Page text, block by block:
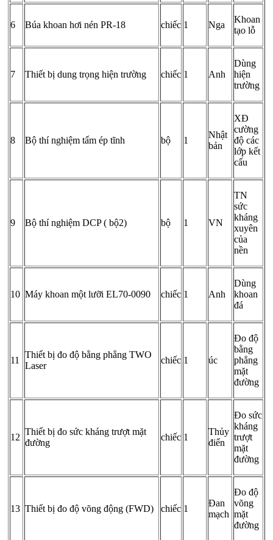
6 Búa khoan hơi nén PR-18 chiếc 1 Nga
Khoan
tạo lỗ
7 Thiết bị dung trọng hiện trường chiếc 1 Anh
Dùng
hiện
trường
8 Bộ thí nghiệm tấm ép tĩnh bộ 1
Nhật
bản
XĐ
cường
độ các
lớp kết
cấu
9 Bộ thí nghiệm DCP ( bộ2) bộ 1 VN
TN
sức
kháng
xuyên
của
nền
10 Máy khoan một lưỡi EL70-0090 chiếc 1 Anh
Dùng
khoan
đá
11
Thiết bị đo độ bằng phẳng TWO
Laser
chiếc 1 úc
Đo độ
bằng
phẳng
mặt
đường
12
Thiết bị đo sức kháng trượt mặt
đường
chiếc 1
Thủy
điển
Đo sức
kháng
trượt
mặt
đường
13 Thiết bị đo độ võng động (FWD) chiếc 1
Đan
mạch
Đo độ
võng
mặt
đường